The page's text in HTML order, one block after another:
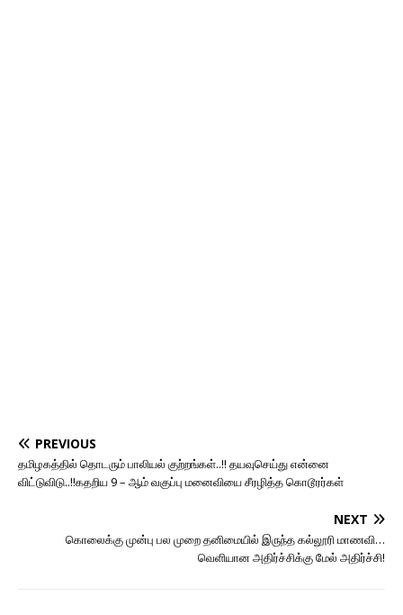
PREVIOUS
தமிழகத்தில் தொடரும் பாலியல் குற்றங்கள்..!! தயவுசெய்து என்னை
விட்டுவிடு..!!கதறிய 9 – ஆம் வகுப்பு மனைவியை சீரழித்த கொடூரர்கள்
NEXT
கொலைக்கு முன்பு பல முறை தனிமையில் இருந்த கல்லூரி மாணவி…
வெளியான அதிர்ச்சிக்கு மேல் அதிர்ச்சி!